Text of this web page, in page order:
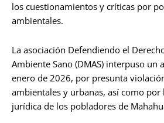
los cuestionamientos y críticas por
ambientales.
La asociación Defendiendo el
Ambiente Sano (DMAS) interpuso un
enero de 2026, por presunta
ambientales y urbanas, así como
jurídica de los pobladores de